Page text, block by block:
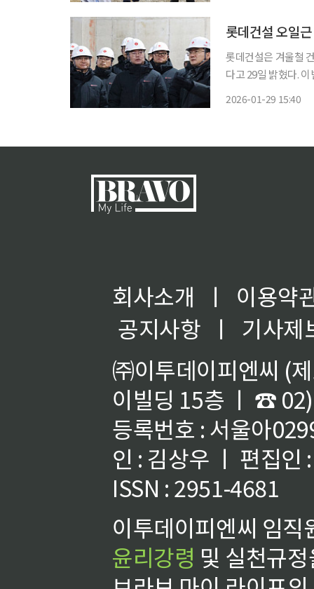
롯데건설 오일
롯데건설은 겨울철
다고 29일 밝혔다.
2026-01-29 15:40
회사소개 ㅣ
이용약
공지사항
ㅣ
기사제
㈜이투데이피엔씨 (
이빌딩 15층 ㅣ ☎
등록번호 : 서울아
인 : 김상우 ㅣ 편집인
ISSN : 2951-4681
이투데이피엔씨 임
윤리강령 및 실천규